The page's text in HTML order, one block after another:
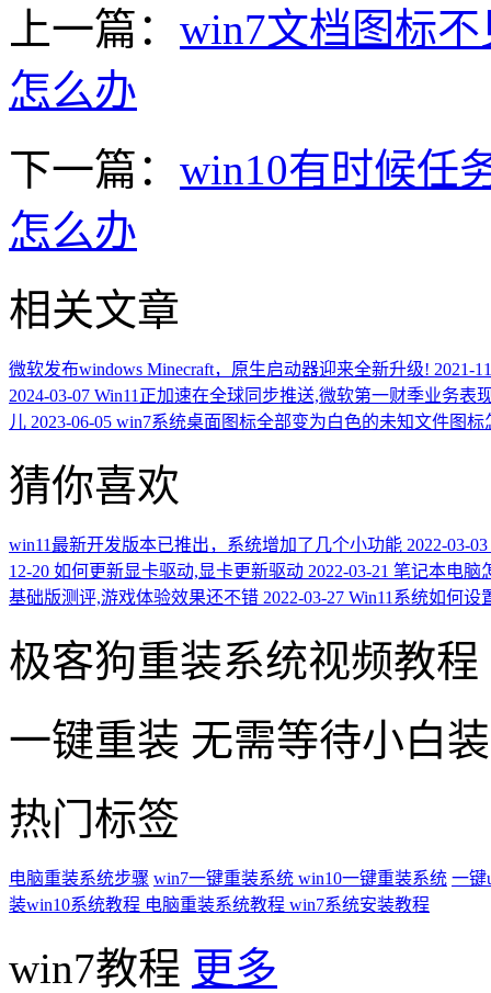
上一篇： win7文档图标
怎么办
下一篇： win10有时候任
怎么办
相关文章
微软发布windows Minecraft，原生启动器迎来全新升级! 2021-
2024-03-07 Win11正加速在全球同步推送,微软第一财季业务表
儿 2023-06-05 win7系统桌面图标全部变为白色的未知文件图标
猜你喜欢
win11最新开发版本已推出，系统增加了几个小功能 2022-03-03
12-20 如何更新显卡驱动,显卡更新驱动 2022-03-21 笔记本电脑
基础版测评,游戏体验效果还不错 2022-03-27 Win11系统如何设
极客狗重装系统视频教程
一键重装 无需等待小白
热门标签
电脑重装系统步骤 win7一键重装系统 win10一键重装系统 一键
装win10系统教程 电脑重装系统教程 win7系统安装教程
win7教程 更多